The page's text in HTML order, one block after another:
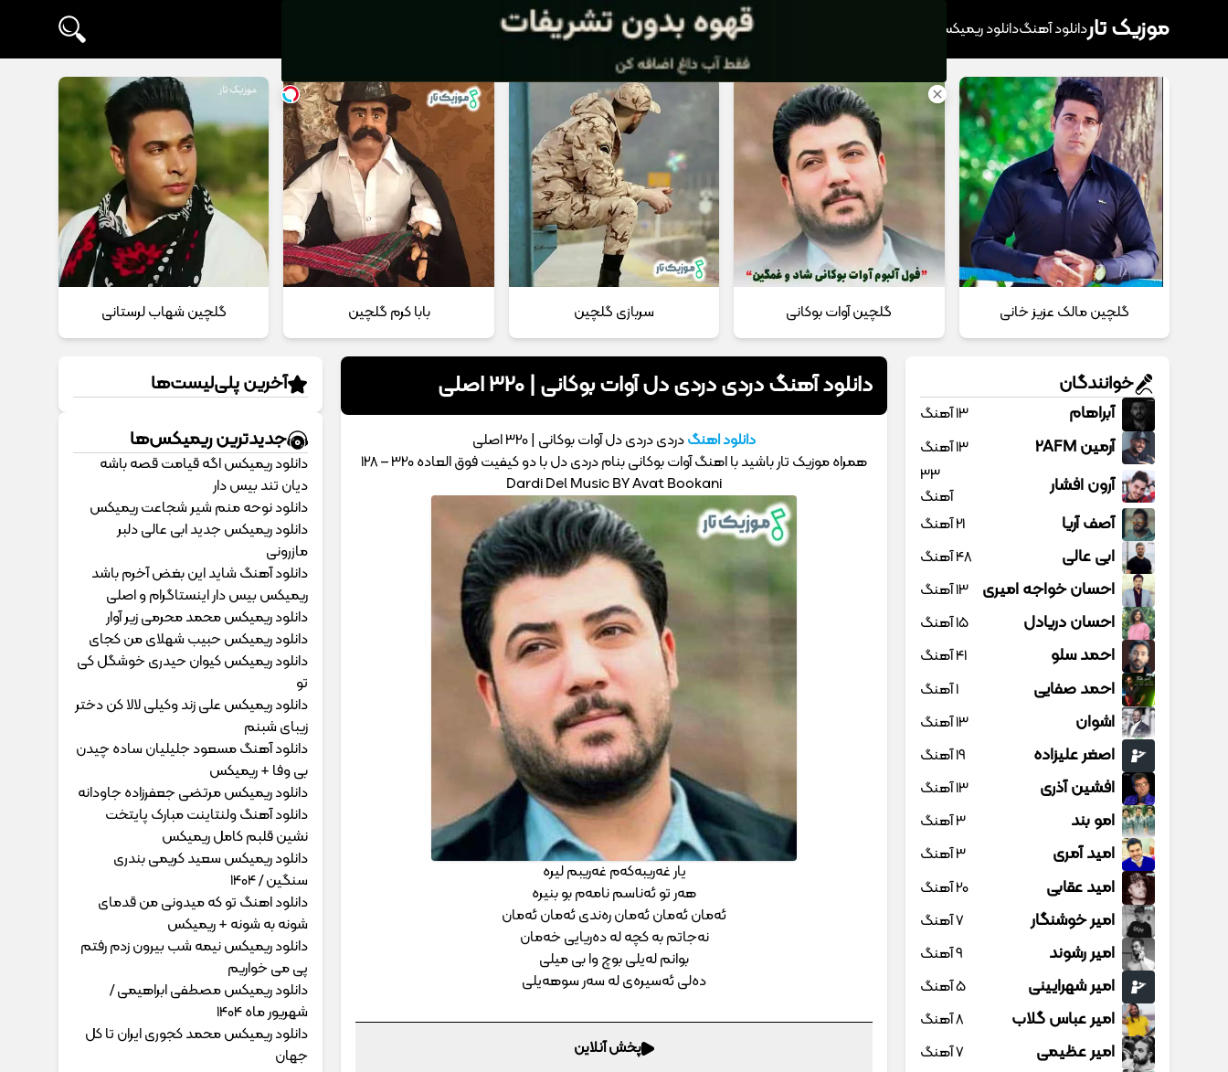
موزیک تاردانلود آهنگدانلود ریمیکس تماس با ما
گلچین مالک عزیز خانی گلچین آوات بوکانی سربازی گلچین بابا کرم گلچین گلچین شهاب لرستانی
دانلود آهنگ دردی دردی دل آوات بوکانی | 320 اصلی
دانلود اهنگدردی دردی دل آوات بوکانی | 320 اصلی
همراه موزیک تار باشید با اهنگ آوات بوکانی بنام دردی دل با دو کیفیت فوق العاده 320 – 128
Dardi Del Music BY Avat Bookani
یار غه‌ریبه‌که‌م غه‌ریبم لیره
هه‌ر تو ئه‌ناسم نامه‌م بو بنیره
ئه‌مان ئه‌مان ئه‌مان ره‌ندی ئه‌مان ئه‌مان
نه‌جاتم به کچه له ده‌ریایی خه‌مان
بوانم له‌یلی بوچ وا بی میلی
ده‌لی ئه‌سیره‌ی له سه‌ر سوهه‌یلی
پخش آنلاین
خوانندگان
آبراهام 13 آهنگ
آرمین 2AFM 13 آهنگ
آرون افشار
33
آهنگ
آصف آریا 21 آهنگ
ابی عالی 48 آهنگ
احسان خواجه امیری 13 آهنگ
احسان دریادل 15 آهنگ
احمد سلو 41 آهنگ
احمد صفایی 1 آهنگ
اشوان 13 آهنگ
اصغر علیزاده 19 آهنگ
افشین آذری 13 آهنگ
امو بند 3 آهنگ
امید آمری 3 آهنگ
امید عقابی 20 آهنگ
امیر خوشنگار 7 آهنگ
امیر رشوند 9 آهنگ
امیر شهرایینی 5 آهنگ
امیر عباس گلاب 8 آهنگ
امیر عظیمی 7 آهنگ
آخرین پلی‌لیست‌ها
جدیدترین ریمیکس‌ها
دانلود ریمیکس اگه قیامت قصه باشه
دیان تند بیس دار
دانلود نوحه منم شیر شجاعت ریمیکس
دانلود ریمیکس جدید ابی عالی دلبر
مازرونی
دانلود آهنگ شاید این بغض آخرم باشد
ریمیکس بیس دار اینستاگرام و اصلی
دانلود ریمیکس محمد محرمی زیر آوار
دانلود ریمیکس حبیب شهلای من کجای
دانلود ریمیکس کیوان حیدری خوشگل کی
تو
دانلود ریمیکس علی زند وکیلی لالا کن دختر
زیبای شبنم
دانلود آهنگ مسعود جلیلیان ساده چیدن
بی وفا + ریمیکس
دانلود ریمیکس مرتضی جعفرزاده جاودانه
دانلود آهنگ ولنتاینت مبارک پایتخت
نشین قلبم کامل ریمیکس
دانلود ریمیکس سعید کریمی بندری
سنگین / 1404
دانلود اهنگ تو که میدونی من قدمای
شونه به شونه + ریمیکس
دانلود ریمیکس نیمه شب بیرون زدم رفتم
پی می خواریم
دانلود ریمیکس مصطفی ابراهیمی /
شهریور ماه 1404
دانلود ریمیکس محمد کجوری ایران تا کل
جهان